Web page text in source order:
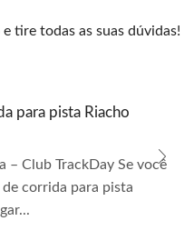
tire todas as suas dúvidas!
para pista Riacho
– Club TrackDay Se você
corrida para pista